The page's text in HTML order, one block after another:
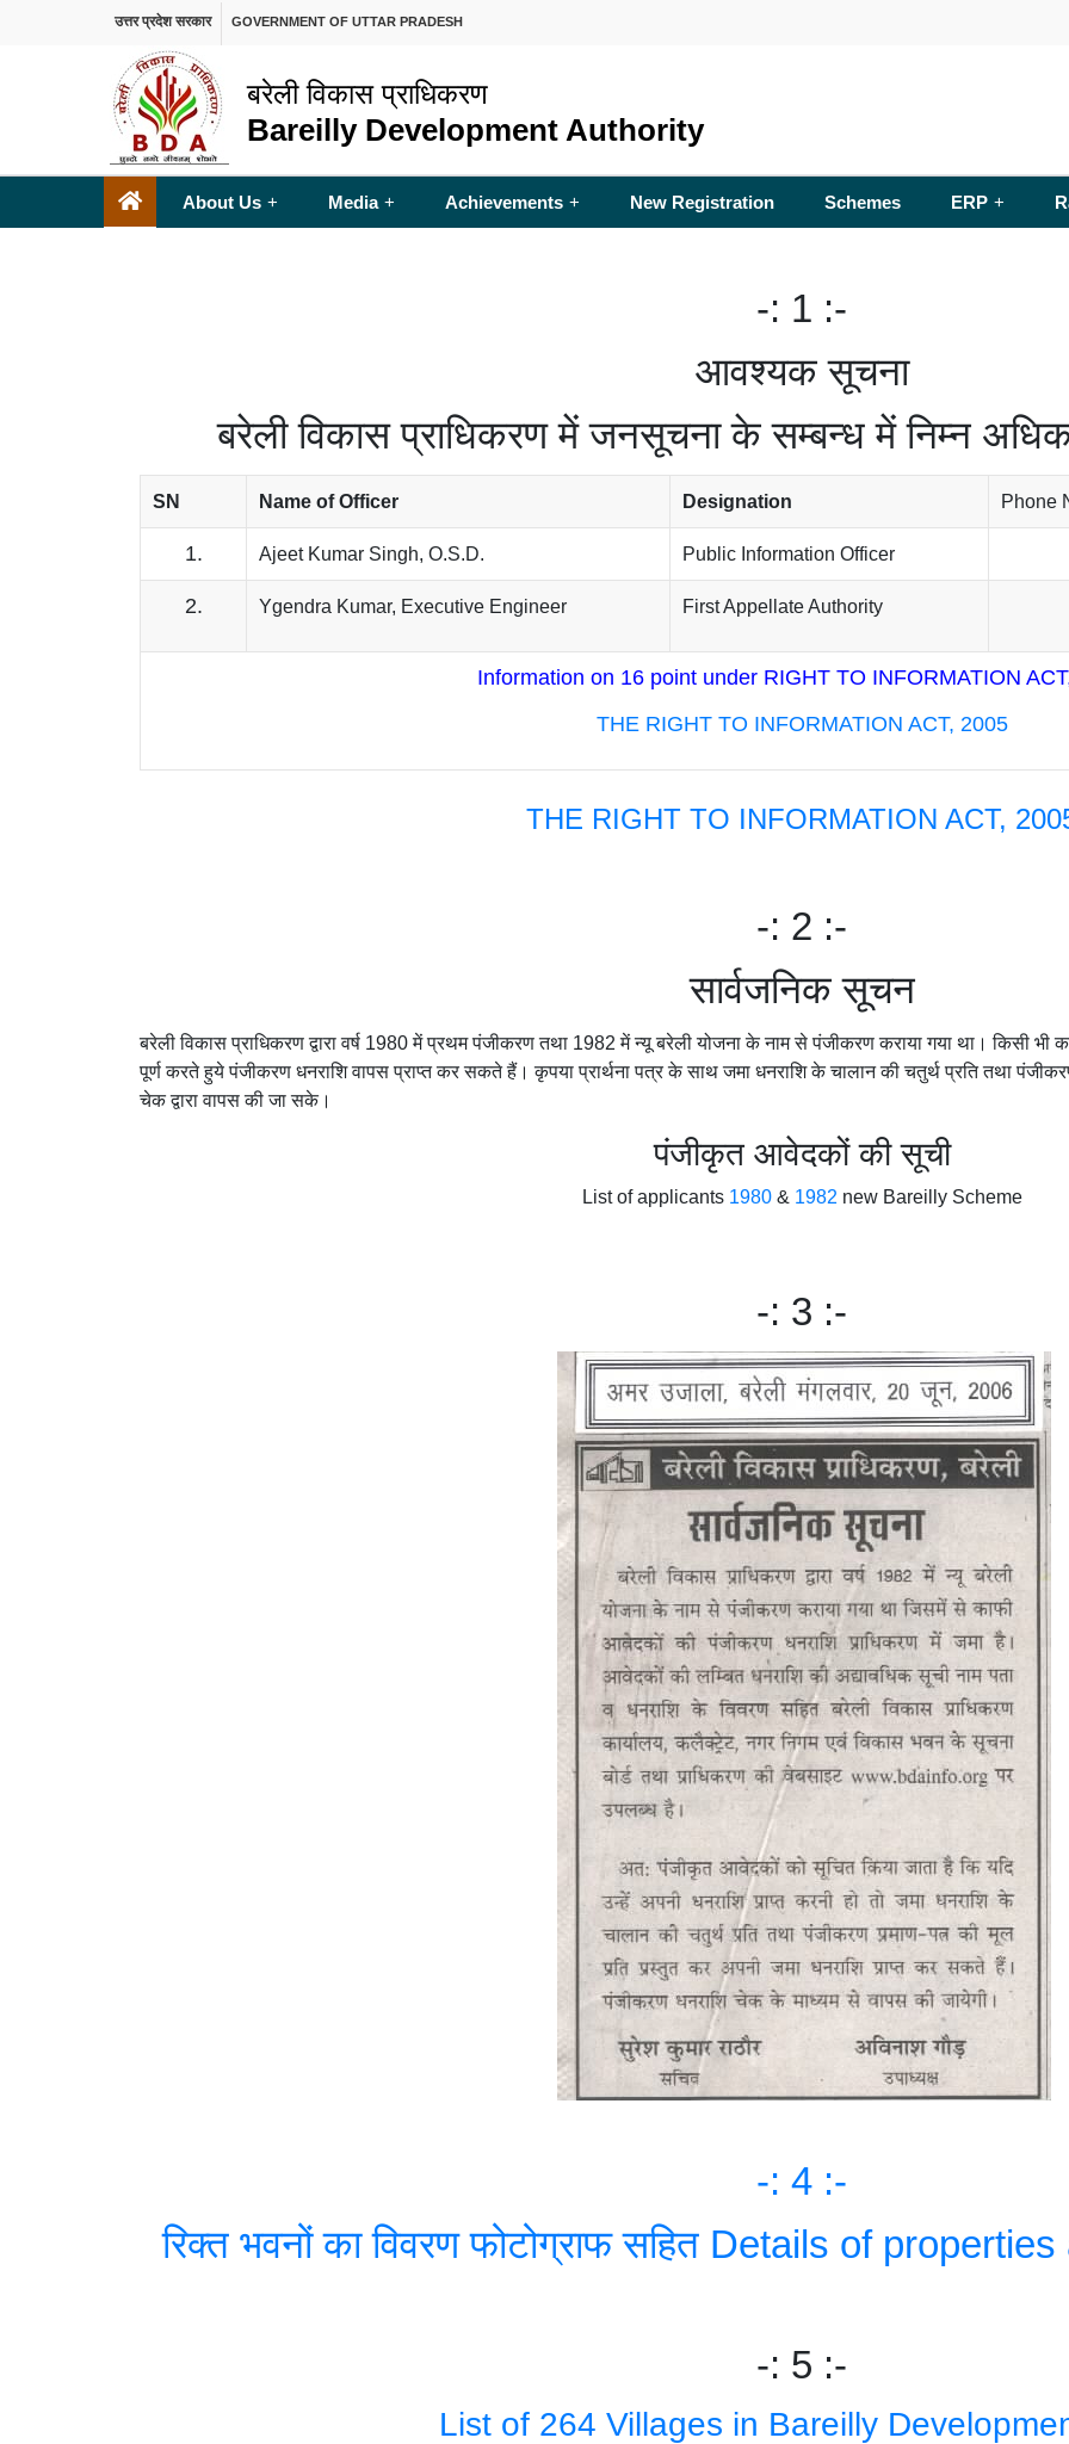
उत्तर प्रदेश सरकार GOVERNMENT OF UTTAR PRADESH
बरेली विकास प्राधिकरण
Bareilly Development Authority
About Us + Media + Achievements + New Registration Schemes ERP +
-: 1 :-
आवश्यक सूचना
बरेली विकास प्राधिकरण में जनसूचना के सम्बन्ध में निम्न
SN Name of Officer Designation Phone
1. Ajeet Kumar Singh, O.S.D. Public Information Officer
2. Ygendra Kumar, Executive Engineer First Appellate Authority
Information on 16 point under RIGHT TO INFORMATION
THE RIGHT TO INFORMATION ACT, 2005
THE RIGHT TO INFORMATION ACT,
-: 2 :-
सार्वजनिक सूचन
बरेली विकास प्राधिकरण द्वारा वर्ष 1980 में प्रथम पंजीकरण तथा 1982 में न्यू बरेली योजना के नाम से पंजीकरण कराया गया था। किसी
पूर्ण करते हुये पंजीकरण धनराशि वापस प्राप्त कर सकते हैं। कृपया प्रार्थना पत्र के साथ जमा धनराशि के चालान की चतुर्थ प्रति तथा
चेक द्वारा वापस की जा सके।
पंजीकृत आवेदकों की सूची
List of applicants 1980& 1982 new Bareilly Scheme
-: 3 :-
-: 4 :-
रिक्त भवनों का विवरण फोटोग्राफ सहित Details of
-: 5 :-
List of 264 Villages in Bareilly